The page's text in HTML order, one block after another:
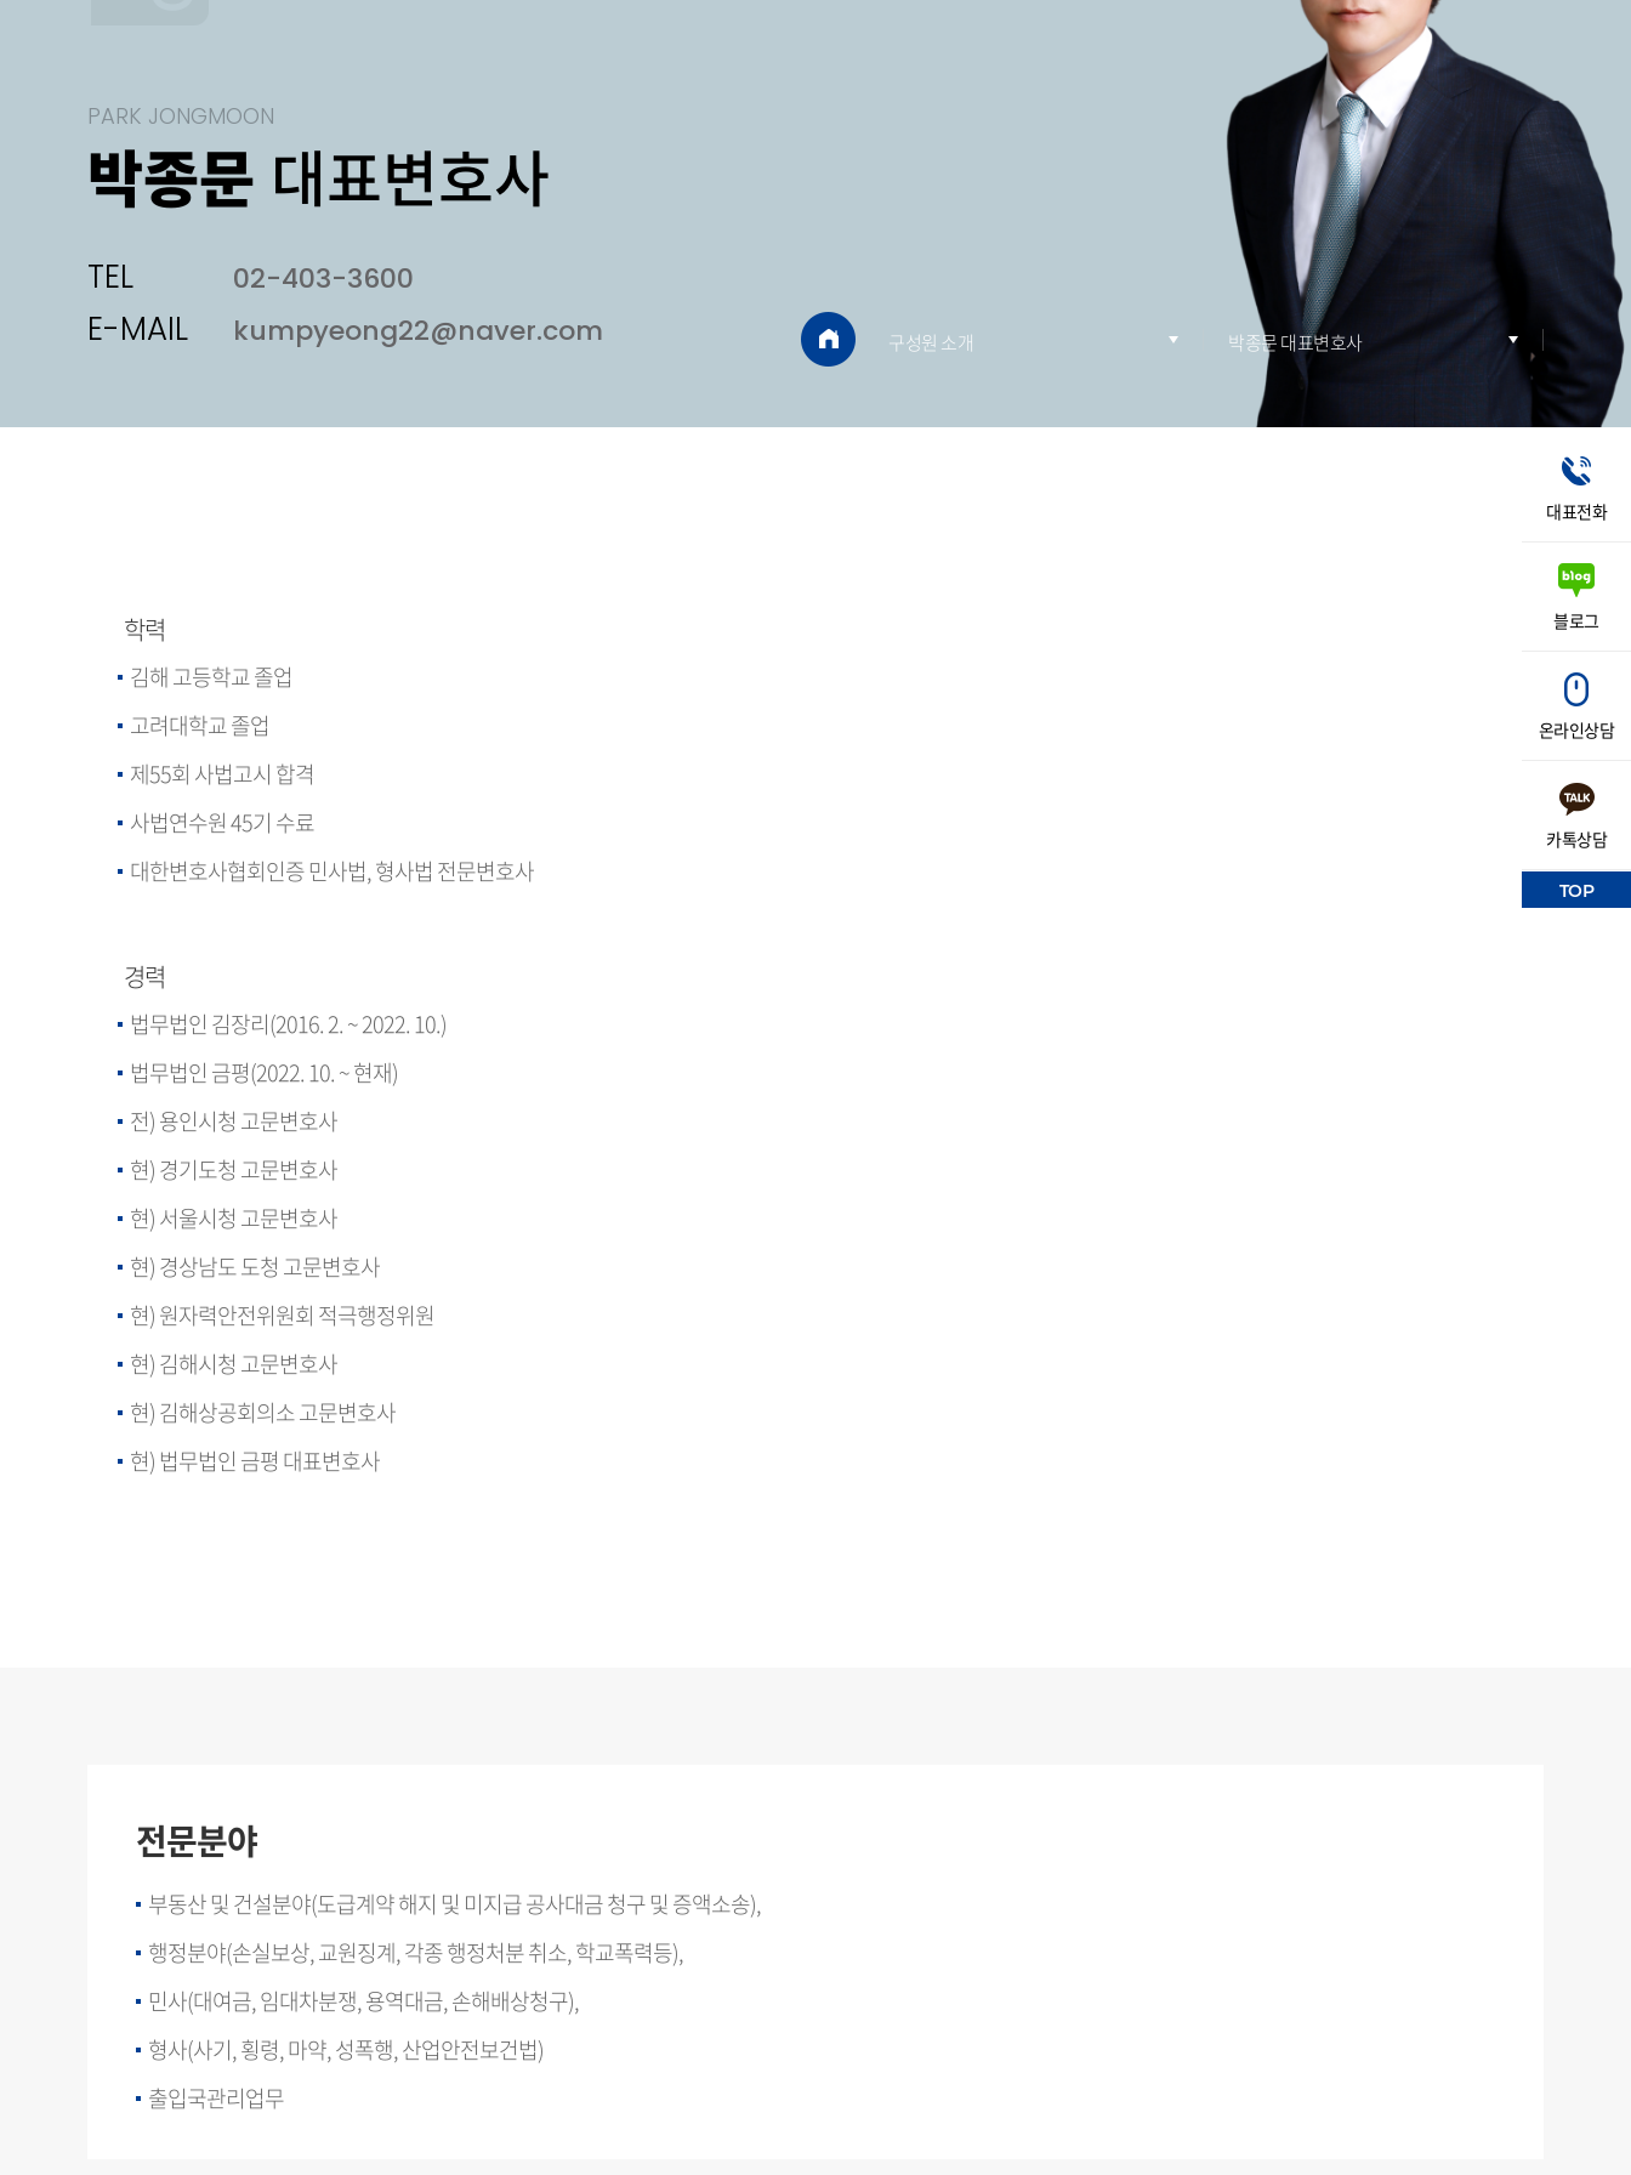
대표전화
블로그
온라인상담
카톡상담
TOP
PARK JONGMOON
박종문 대표변호사
TEL 02-403-3600
E-MAIL kumpyeong22@naver.com 구성원 소개 박종문 대표변호사
학력
김해 고등학교 졸업
고려대학교 졸업
제55회 사법고시 합격
사법연수원 45기 수료
대한변호사협회인증 민사법, 형사법 전문변호사
경력
법무법인 김장리(2016. 2. ~ 2022. 10.)
법무법인 금평(2022. 10. ~ 현재)
전) 용인시청 고문변호사
현) 경기도청 고문변호사
현) 서울시청 고문변호사
현) 경상남도 도청 고문변호사
현) 원자력안전위원회 적극행정위원
현) 김해시청 고문변호사
현) 김해상공회의소 고문변호사
현) 법무법인 금평 대표변호사
전문분야
부동산 및 건설분야(도급계약 해지 및 미지급 공사대금 청구 및 증액소송),
행정분야(손실보상, 교원징계, 각종 행정처분 취소, 학교폭력등),
민사(대여금, 임대차분쟁, 용역대금, 손해배상청구),
형사(사기, 횡령, 마약, 성폭행, 산업안전보건법)
출입국관리업무